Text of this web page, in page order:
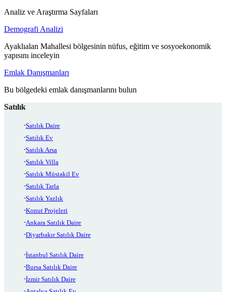
Analiz ve Araştırma Sayfaları
Demografi Analizi
Ayaklıalan Mahallesi bölgesinin nüfus, eğitim ve sosyoekonomik
yapısını inceleyin
Emlak Danışmanları
Bu bölgedeki emlak danışmanlarını bulun
Satılık
Satılık Daire
Satılık Ev
Satılık Arsa
Satılık Villa
Satılık Müstakil Ev
Satılık Tarla
Satılık Yazlık
Konut Projeleri
Ankara Satılık Daire
Diyarbakır Satılık Daire
İstanbul Satılık Daire
Bursa Satılık Daire
İzmir Satılık Daire